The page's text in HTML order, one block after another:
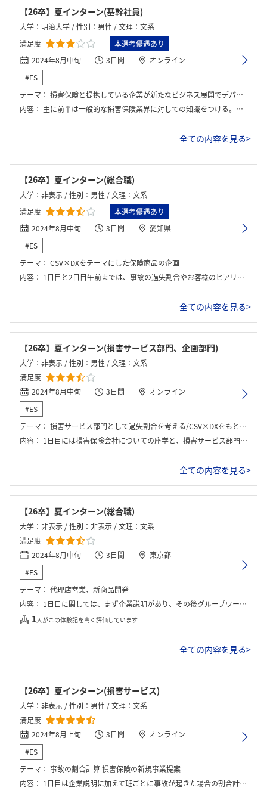
【26卒】夏インターン(基幹社員)
大学：明治大学 / 性別：男性 / 文理：文系
満足度
本選考優遇あり
2024年8月中旬
3日間
オンライン
#ES
テーマ： 損害保険と提携している企業が新たなビジネス展開でデパートメントのようなものを考えている。それに関してのリスクとどのような保険を営業するべきか考える。
内容： 主に前半は一般的な損害保険業界に対しての知識をつける。そのあとは自己分析を行う機会や営業体験をするワークもあり、三井住友海上火災保険と似ている業務もあった。 業界として同じであり、最近合併も話題に上がっており、今考えるとすでに連携していたのかもしれない。
全ての内容を見る>
【26卒】夏インターン(総合職)
大学：非表示 / 性別：男性 / 文理：文系
満足度
本選考優遇あり
2024年8月中旬
3日間
愛知県
#ES
テーマ： CSV×DXをテーマにした保険商品の企画
内容： 1日目と2日目午前までは、事故の過失割合やお客様のヒアリング練習など損害保険における業務について実践した。2日目午後と3日目は保険商品の提案と内定者座談会を行った。
全ての内容を見る>
【26卒】夏インターン(損害サービス部門、企画部門)
大学：非表示 / 性別：男性 / 文理：文系
満足度
2024年8月中旬
3日間
オンライン
#ES
テーマ： 損害サービス部門として過失割合を考える/CSV×DXをもとにした新保険を考える
内容： 1日目には損害保険会社についての座学と、損害サービス部門の業務である過失割合の算出を行った。2,3日目にはCSV×DXの考えをもとに、社会課題を保険で解決できる案を考案するワークを行った。
全ての内容を見る>
【26卒】夏インターン(総合職)
大学：非表示 / 性別：非表示 / 文理：文系
満足度
2024年8月中旬
3日間
東京都
#ES
テーマ： 代理店営業、新商品開発
内容： 1日目に関しては、まず企業説明があり、その後グループワークを2回行った。2日目と3日目は新商品開発のワークがメインだった。3日目にプレゼンを行い、社員の方からフィードバックをいただいた。また、内定者座談会があり、ざっくばらんに質問することができた。
1人がこの体験記を高く評価しています
全ての内容を見る>
【26卒】夏インターン(損害サービス)
大学：非表示 / 性別：男性 / 文理：文系
満足度
2024年8月上旬
3日間
オンライン
#ES
テーマ： 事故の割合計算 損害保険の新規事業提案
内容： 1日目は企業説明に加えて班ごとに事故が起きた場合の割合計算を行い、損害保険の基本的な事業体験を行った。その後新規事業提案の骨組みを各班で作成した。2日目は初めから各班で新規事業提案の企画書を作成した。CSV×DXを組み込んだ各班オリジナルの事業を企画した。3日目は発表会及びフィードバック。終了後は25年内定者と共に自己発見ワークを行い、自己分析を行った。
ログイン・会員登録